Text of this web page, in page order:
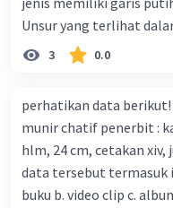
mengembangkan virus
tubuh pasien yang terinfeksi
yang sesuai dengan
serangan virus Corona
tersebut. B. Para ilmuan
corona yang menjadi
karena persebarannya
mawas diri dan menjaga
Unsur yang terlihat
adalah... A. cara menyajikan isi buku B. bahasa yang
digunakan C. tokoh
3 0.0
perhatikan data berikut! judul : gurunya manusia penulis :
munir chatif penerbit : kaifa learning dimensi : xx = 256
hlm, 24 cm, cetakan xiv, juni 2014 , isbn :
data tersebut termasuk
buku b. video clip c.